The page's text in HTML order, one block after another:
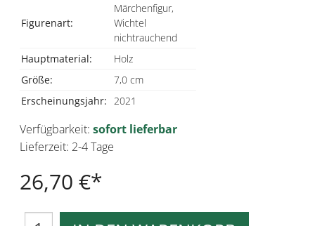
Figurenart:
Märchenfigur,
Wichtel
nichtrauchend
Hauptmaterial:
Holz
Größe:
7,0 cm
Erscheinungsjahr:
2021
Verfügbarkeit: sofort lieferbar
Lieferzeit: 2-4 Tage
26,70 €